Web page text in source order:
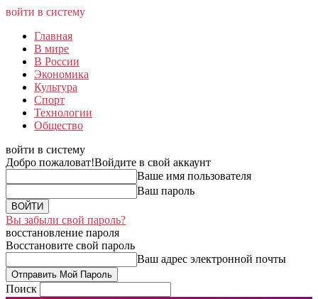
войти в систему
Главная
В мире
В России
Экономика
Культура
Спорт
Технологии
Общество
войти в систему
Добро пожаловат!Войдите в свой аккаунт
Ваше имя пользователя
Ваш пароль
Вы забыли свой пароль?
восстановление пароля
Восстановите свой пароль
Ваш адрес электронной почты
Поиск